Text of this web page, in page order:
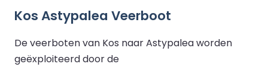
Kos Astypalea Veerboot
De veerboten van Kos naar Astypalea worden
geëxploiteerd door de